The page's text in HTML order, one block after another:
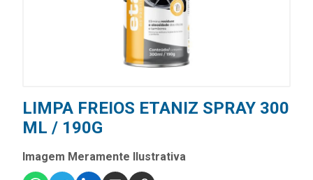
LIMPA FREIOS ETANIZ SPRAY 300
ML / 190G
Imagem Meramente Ilustrativa